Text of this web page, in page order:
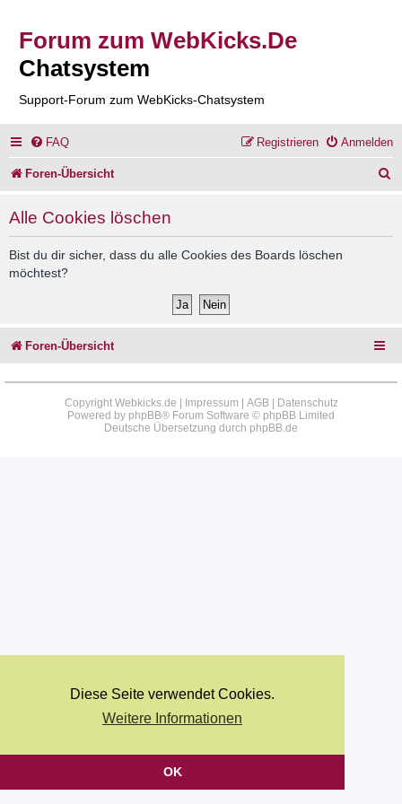
Diese Seite verwendet Cookies.
Weitere Informationen
OK
Forum zum WebKicks.De
Chatsystem
Support-Forum zum WebKicks-Chatsystem
FAQ Anmelden
Registrieren
Foren-Übersicht
Alle Cookies löschen
Bist du dir sicher, dass du alle Cookies des Boards löschen
möchtest?
Foren-Übersicht
Copyright Webkicks.de | Impressum AGB|
Datenschutz
Powered by phpBB® Forum Software © phpBB Limited
Deutsche Übersetzung durch phpBB.de